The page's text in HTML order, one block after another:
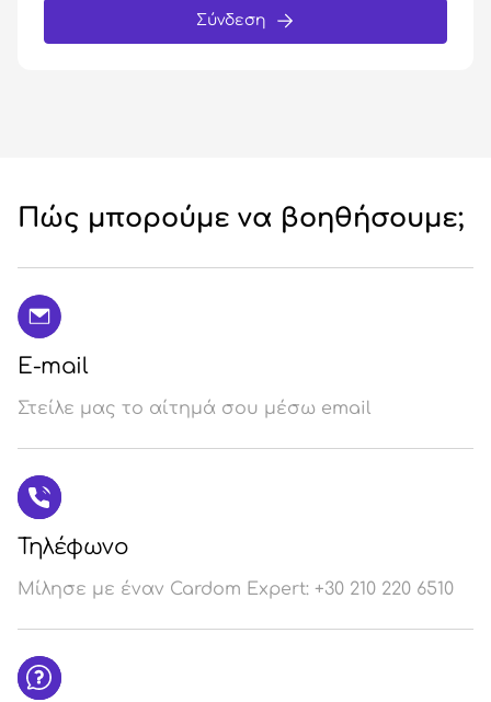
Σύνδεση
Πώς μπορούμε να βοηθήσουμε;
E-mail
Στείλε μας το αίτημά σου μέσω email
Τηλέφωνο
Μίλησε με έναν Cardom Expert: +30 210 220 6510